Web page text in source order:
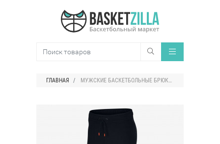
ГЛАВНАЯ МУЖСКИЕ БАСКЕТБОЛЬНЫЕ БРЮКИ NIKE LEBRON